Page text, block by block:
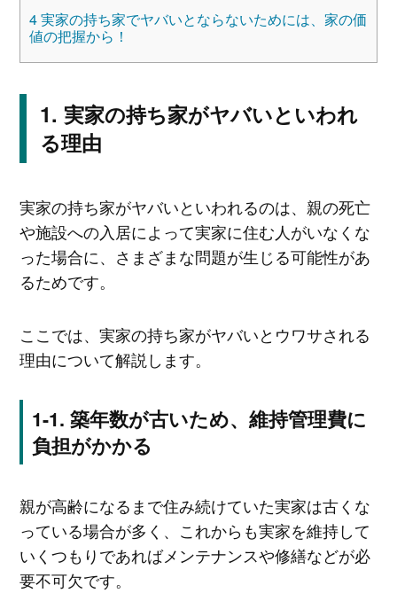
4実家の持ち家でヤバいとならないためには、家の価
値の把握から！
実家の持ち家がヤバいといわれ
る理由
実家の持ち家がヤバいといわれるのは、親の死亡
や施設への入居によって実家に住む人がいなくな
った場合に、さまざまな問題が生じる可能性があ
るためです。
ここでは、実家の持ち家がヤバいとウワサされる
理由について解説します。
築年数が古いため、維持管理費に
負担がかかる
親が高齢になるまで住み続けていた実家は古くな
っている場合が多く、これからも実家を維持して
いくつもりであればメンテナンスや修繕などが必
要不可欠です。